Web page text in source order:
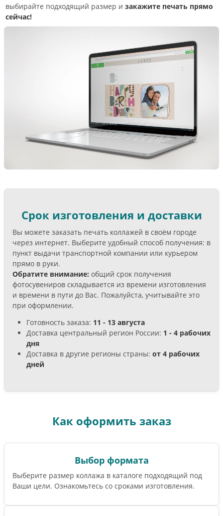
выбирайте подходящий размер и закажите печать прямо
сейчас!
Срок изготовления и доставки
Вы можете заказать печать коллажей в своём городе
через интернет. Выберите удобный способ получения: в
пункт выдачи транспортной компании или курьером
прямо в руки.
Обратите внимание: общий срок получения
фотосувениров складывается из времени изготовления
и времени в пути до Вас. Пожалуйста, учитывайте это
при оформлении.
Готовность заказа: 11 - 13 августа
Доставка центральный регион России: 1 - 4 рабочих
дня
Доставка в другие регионы страны: от 4 рабочих
дней
Как оформить заказ
Выбор формата
Выберите размер коллажа в каталоге подходящий под
Ваши цели. Ознакомьтесь со сроками изготовления.